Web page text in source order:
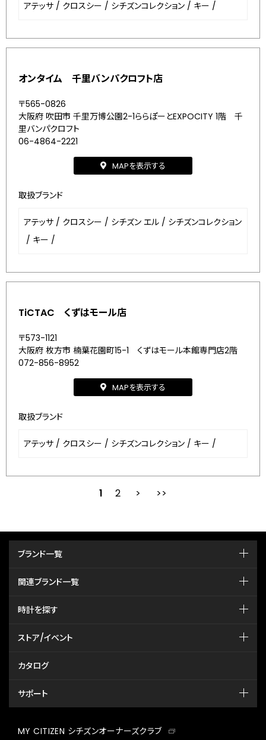
アテッサ / クロスシー / シチズンコレクション / キー /
オンタイム 千里バンパクロフト店
〒565-0826
大阪府 吹田市 千里万博公園2-1ららぽーとEXPOCITY 1階 千
里バンパクロフト
06-4864-2221
MAPを表示する
取扱ブランド
アテッサ / クロスシー / シチズン エル / シチズンコレクション
/ キー /
TiCTAC くずはモール店
〒573-1121
大阪府 枚方市 楠葉花園町15-1 くずはモール本館専門店2階
072-856-8952
MAPを表示する
取扱ブランド
アテッサ / クロスシー / シチズンコレクション / キー /
1 2
ブランド一覧
関連ブランド一覧
時計を探す
ストア/イベント
カタログ
サポート
MY CITIZEN シチズンオーナーズクラブ